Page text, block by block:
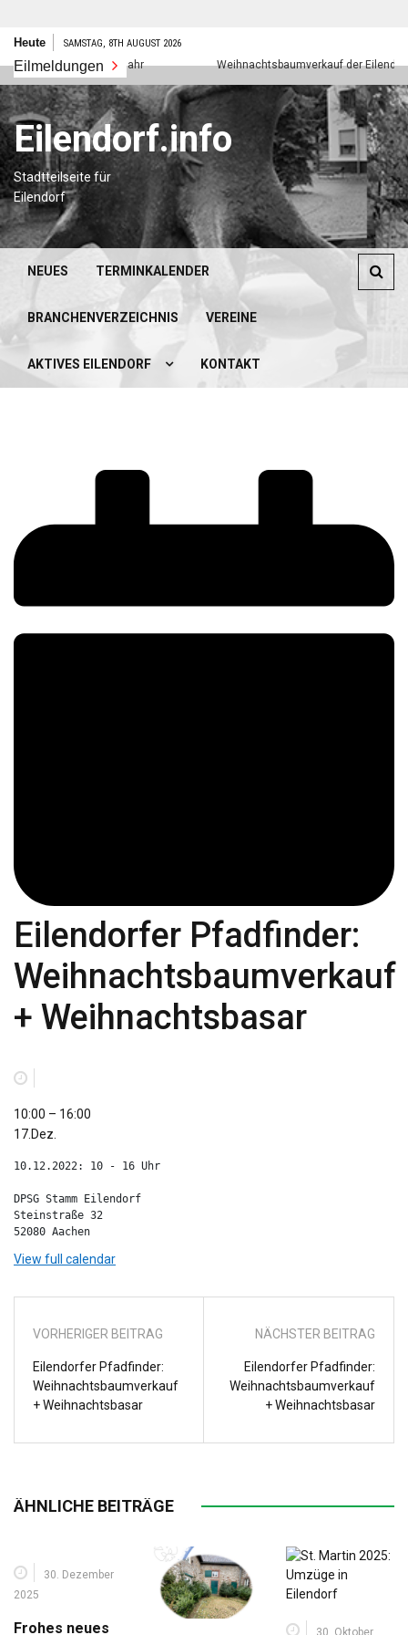
Zum
springen
Heute SAMSTAG, 8TH AUGUST 2026
Eilmeldungen
Frohes neues Jahr Weihnachtsbaumverkauf der Eilendorfer
Eilendorf.info
Stadtteilseite für
Eilendorf
NEUES TERMINKALENDER
BRANCHENVERZEICHNIS VEREINE
AKTIVES EILENDORF KONTAKT
Eilendorfer Pfadfinder:
Weihnachtsbaumverkauf
+ Weihnachtsbasar
Eilendorfer
Pfadfinder:
+
10:00 – 16:00
17.Dez.
10.12.2022: 10 - 16 Uhr
DPSG Stamm Eilendorf
Steinstraße 32
52080 Aachen
View full calendar
VORHERIGER BEITRAG
Eilendorfer Pfadfinder:
Weihnachtsbaumverkauf
+ Weihnachtsbasar
NÄCHSTER BEITRAG
Eilendorfer Pfadfinder:
Weihnachtsbaumverkauf
+ Weihnachtsbasar
ÄHNLICHE BEITRÄGE
30. Dezember
2025
Frohes neues 30. Oktober